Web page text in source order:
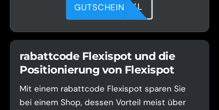
J6IJ6PDWL
GUTSCHEIN
rabattcode Flexispot und die
Positionierung von Flexispot
Mit einem rabattcode Flexispot sparen Sie
bei einem Shop, dessen Vorteil meist über